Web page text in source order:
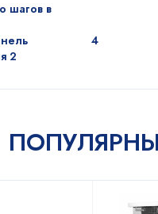
шагов в
2
4